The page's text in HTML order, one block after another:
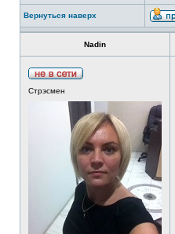
Вернуться наверх
Nadin
Стрэсмен